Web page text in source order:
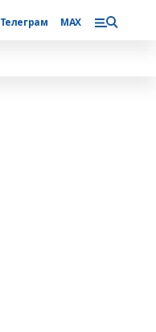
Телеграм MAX